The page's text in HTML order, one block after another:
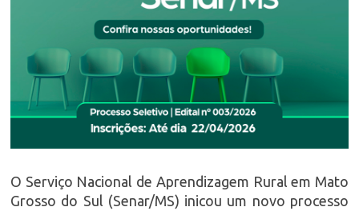
O Serviço Nacional de Aprendizagem Rural em Mato
Grosso do Sul (Senar/MS) inicou um novo processo